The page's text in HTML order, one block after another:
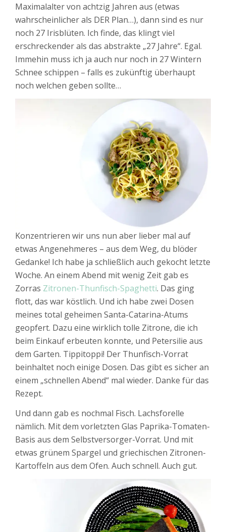
Maximalalter von achtzig Jahren aus (etwas
wahrscheinlicher als DER Plan…), dann sind es nur
noch 27 Irisblüten. Ich finde, das klingt viel
erschreckender als das abstrakte „27 Jahre“. Egal.
Immehin muss ich ja auch nur noch in 27 Wintern
Schnee schippen – falls es zukünftig überhaupt
noch welchen geben sollte…
Konzentrieren wir uns nun aber lieber mal auf
etwas Angenehmeres – aus dem Weg, du blöder
Gedanke! Ich habe ja schließlich auch gekocht letzte
Woche. An einem Abend mit wenig Zeit gab es
Zorras Zitronen-Thunfisch-Spaghetti. Das ging
flott, das war köstlich. Und ich habe zwei Dosen
meines total geheimen Santa-Catarina-Atums
geopfert. Dazu eine wirklich tolle Zitrone, die ich
beim Einkauf erbeuten konnte, und Petersilie aus
dem Garten. Tippitoppi! Der Thunfisch-Vorrat
beinhaltet noch einige Dosen. Das gibt es sicher an
einem „schnellen Abend“ mal wieder. Danke für das
Rezept.
Und dann gab es nochmal Fisch. Lachsforelle
nämlich. Mit dem vorletzten Glas Paprika-Tomaten-
Basis aus dem Selbstversorger-Vorrat. Und mit
etwas grünem Spargel und griechischen Zitronen-
Kartoffeln aus dem Ofen. Auch schnell. Auch gut.